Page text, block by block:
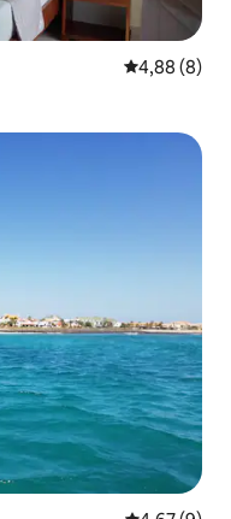
4,88 af 5 í
4,88 (8)